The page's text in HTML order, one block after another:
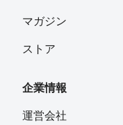
マガジン
ストア
企業情報
運営会社